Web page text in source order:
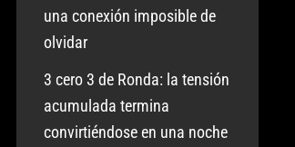
una conexión imposible de
olvidar
3 cero 3 de Ronda: la tensión
acumulada termina
convirtiéndose en una noche